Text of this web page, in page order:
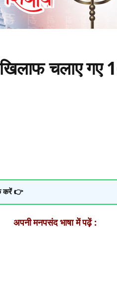
चलाए गए
करें 👉
अपनी मनपसंद भाषा में पढ़ें :